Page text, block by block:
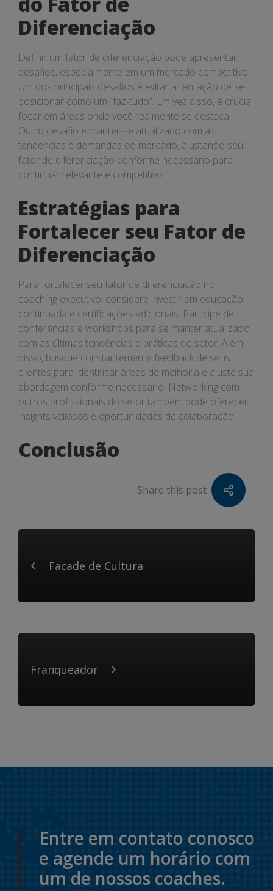
Diferenciação
Definir um fator de diferenciação pode apresentar
desafios, especialmente em um mercado competitivo.
Um dos principais desafios é evitar a tentação de se
posicionar como um “faz-tudo”. Em vez disso, é crucial
focar em áreas onde você realmente se destaca.
Outro desafio é manter-se atualizado com as
tendências e demandas do mercado, ajustando seu
fator de diferenciação conforme necessário para
continuar relevante e competitivo.
Estratégias para
Fortalecer seu Fator de
Diferenciação
Para fortalecer seu fator de diferenciação no
coaching executivo, considere investir em educação
continuada e certificações adicionais. Participe de
conferências e workshops para se manter atualizado
com as últimas tendências e práticas do setor. Além
disso, busque constantemente feedback de seus
clientes para identificar áreas de melhoria e ajuste sua
abordagem conforme necessário. Networking com
outros profissionais do setor também pode oferecer
insights valiosos e oportunidades de colaboração.
Conclusão
Share this post
Facade de Cultura
Franqueador
Entre em contato conosco
e agende um horário com
um de nossos coaches.